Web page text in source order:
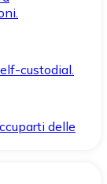
custodial.
delle